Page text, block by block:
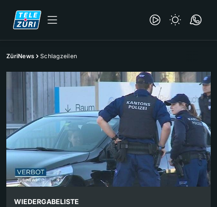
ZüriNews Schlagzeilen
WIEDERGABELISTE